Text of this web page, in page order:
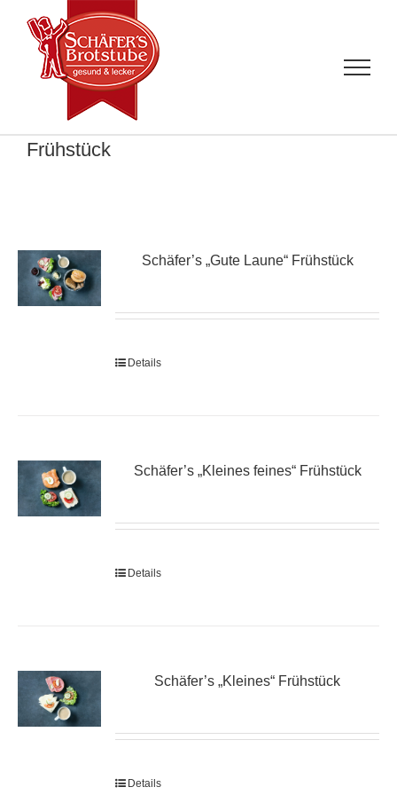
Inhalt
springen
Frühstück
Schäfer’s „Gute Laune“ Frühstück
Details
Schäfer’s „Kleines feines“ Frühstück
Details
Schäfer’s „Kleines“ Frühstück
Details